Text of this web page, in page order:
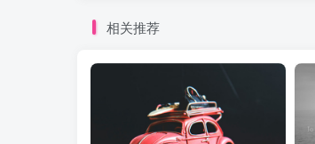
相关推荐